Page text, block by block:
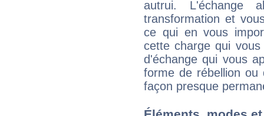
autrui. L'échange
transformation et
ce qui en vous
cette charge qui
d'échange qui vous
forme de rébellion ou
façon presque